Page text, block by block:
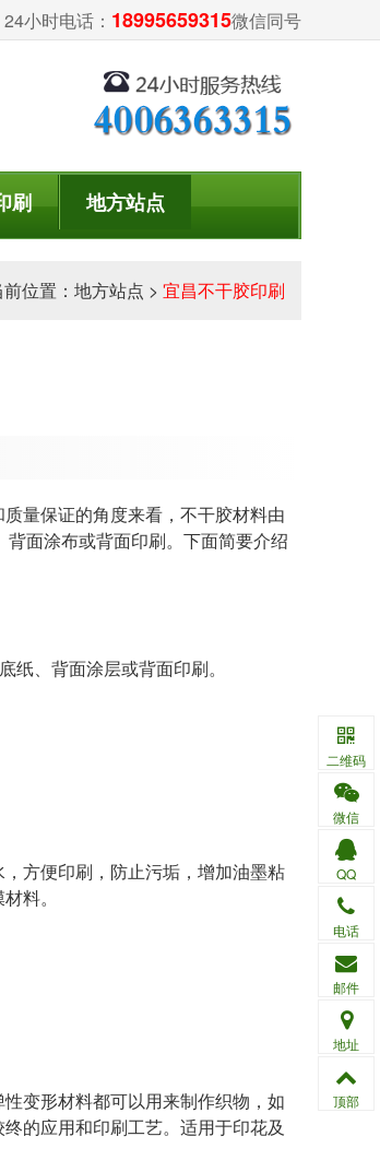
24小时电话： 18995659315微信同号
刷 地方站点
位置： 地方站点 > 宜昌不干胶印刷
量保证的角度来看，不干胶材料由
面涂布或背面印刷。下面简要介绍
、背面涂层或背面印刷。
方便印刷，防止污垢，增加油墨粘
料。
变形材料都可以用来制作织物，如
的应用和印刷工艺。适用于印花及
二维码
微信
QQ
电话
邮件
地址
顶部